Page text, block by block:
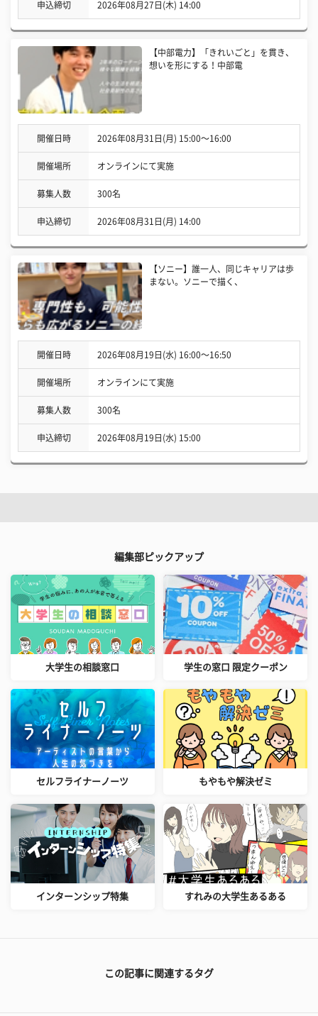
申込締切 2026年08月27日(木) 14:00
【中部電力】「きれいごと」を貫き、
想いを形にする！中部電
開催日時 2026年08月31日(月) 15:00〜16:00
開催場所 オンラインにて実施
募集人数 300名
申込締切 2026年08月31日(月) 14:00
【ソニー】誰一人、同じキャリアは歩
まない。ソニーで描く、
開催日時 2026年08月19日(水) 16:00〜16:50
開催場所 オンラインにて実施
募集人数 300名
申込締切 2026年08月19日(水) 15:00
編集部ピックアップ
大学生の相談窓口 学生の窓口 限定クーポン
セルフライナーノーツ もやもや解決ゼミ
インターンシップ特集 すれみの大学生あるある
この記事に関連するタグ